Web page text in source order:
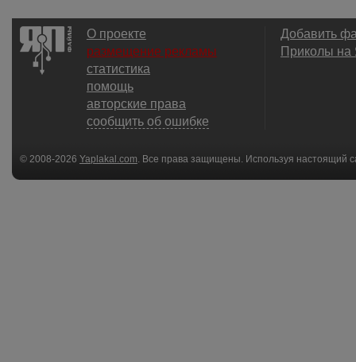
О проекте
размещение рекламы
статистика
помощь
авторские права
сообщить об ошибке
Добавить
Приколы
© 2008-2026 Yaplakal.com . Все права защищены. Используя настоящий
соглашения.